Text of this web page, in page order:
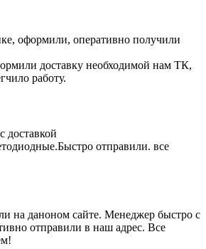
оформили, оперативно получили
доставку необходимой нам ТК,
работу.
доставкой
отправили. все
на даноном сайте. Менеджер быстро с
отправили в наш адрес. Все